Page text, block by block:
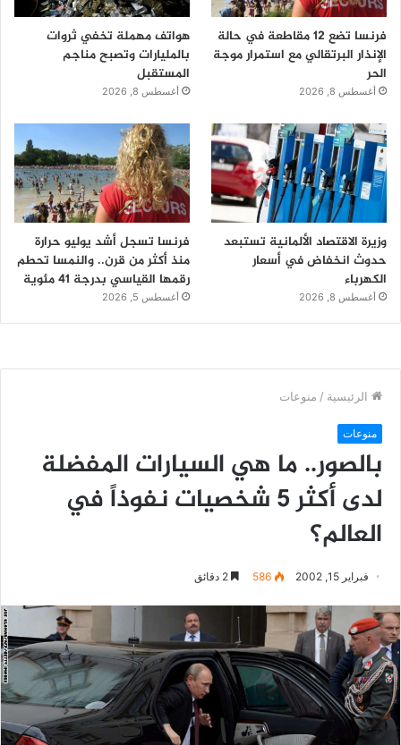
فرنسا تضع 12 مقاطعة في حالة
الإنذار البرتقالي مع استمرار موجة
الحر
أغسطس 8, 2026
هواتف مهملة تخفي ثروات
بالمليارات وتصبح مناجم
المستقبل
أغسطس 8, 2026
وزيرة الاقتصاد الألمانية تستبعد
حدوث انخفاض في أسعار
الكهرباء
أغسطس 8, 2026
فرنسا تسجل أشد يوليو حرارة
منذ أكثر من قرن.. والنمسا تحطم
رقمها القياسي بدرجة 41 مئوية
أغسطس 5, 2026